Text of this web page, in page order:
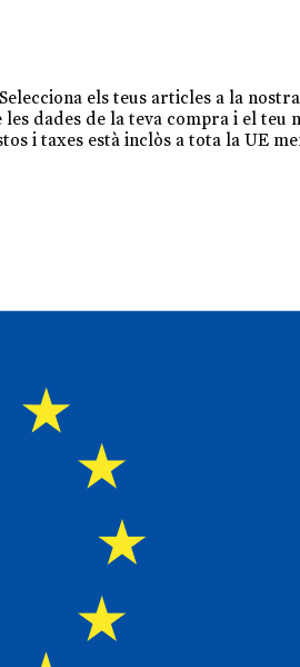
els teus articles a la
dades de la teva compra i el
i taxes està inclòs a tota la UE